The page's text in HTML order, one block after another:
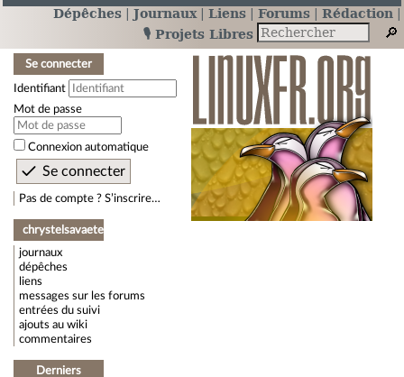
Dépêches Journaux Liens Forums
Rédaction
🎙️ Projets Libres
Se connecter
Identifiant
Mot de passe
Connexion automatique
Pas de compte ? S’inscrire…
chrystelsavaete
journaux
dépêches
liens
messages sur les forums
entrées du suivi
ajouts au wiki
commentaires
Derniers